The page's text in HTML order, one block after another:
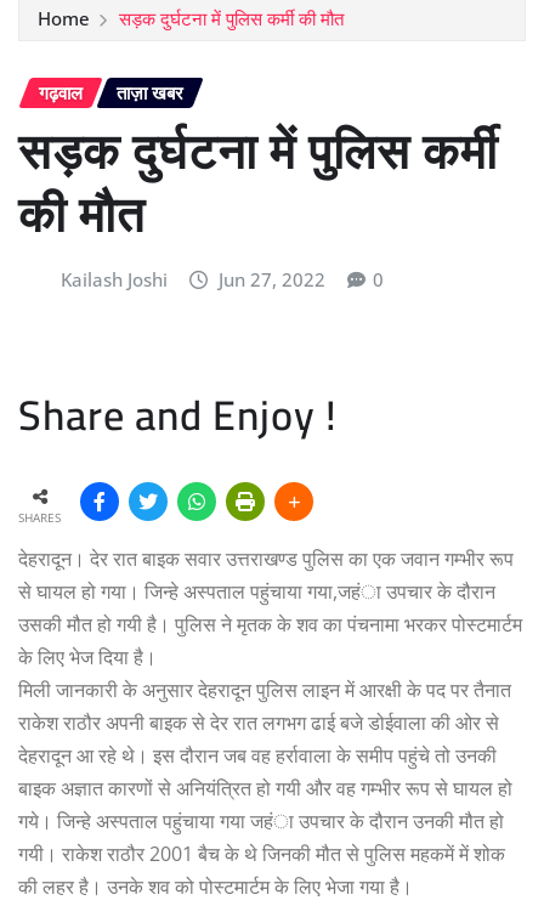
Home सड़क दुर्घटना में पुलिस कर्मी की मौत
गढ़वाल ताज़ा खबर
सड़क दुर्घटना में पुलिस कर्मी
की मौत
Kailash Joshi Jun 27, 2022 0
Share and Enjoy !
SHARES
देहरादून। देर रात बाइक सवार उत्तराखण्ड पुलिस का एक जवान गम्भीर रूप
से घायल हो गया। जिन्हे अस्पताल पहुंचाया गया,जहंा उपचार के दौरान
उसकी मौत हो गयी है। पुलिस ने मृतक के शव का पंचनामा भरकर पोस्टमार्टम
के लिए भेज दिया है।
मिली जानकारी के अनुसार देहरादून पुलिस लाइन में आरक्षी के पद पर तैनात
राकेश राठौर अपनी बाइक से देर रात लगभग ढाई बजे डोईवाला की ओर से
देहरादून आ रहे थे। इस दौरान जब वह हर्रावाला के समीप पहुंचे तो उनकी
बाइक अज्ञात कारणों से अनियंत्रित हो गयी और वह गम्भीर रूप से घायल हो
गये। जिन्हे अस्पताल पहुंचाया गया जहंा उपचार के दौरान उनकी मौत हो
गयी। राकेश राठौर 2001 बैच के थे जिनकी मौत से पुलिस महकमें में शोक
की लहर है। उनके शव को पोस्टमार्टम के लिए भेजा गया है।